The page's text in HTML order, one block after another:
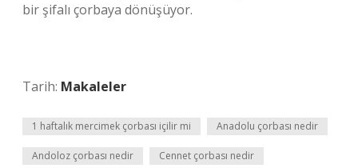
bir şifalı çorbaya dönüşüyor.
Tarih: Makaleler
1 haftalık mercimek çorbası içilir mi Anadolu çorbası nedir
Andoloz çorbası nedir Cennet çorbası nedir